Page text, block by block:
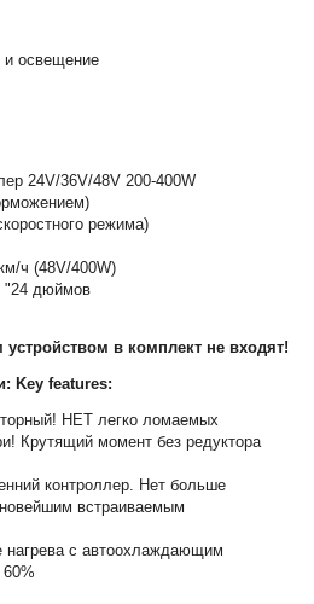
и освещение
24V/36V/48V 200-400W
режима)
ч (48V/400W)
"24 дюймов
в комплект не входят!
Key features:
НЕТ легко ломаемых
Крутящий момент без редуктора
контроллер. Нет больше
встраиваемым
нагрева с автоохлаждающим